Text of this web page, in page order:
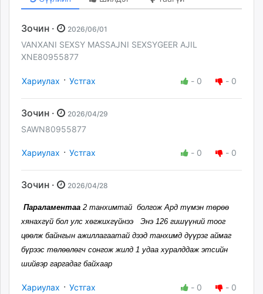
Зочин · 2026/06/01
VANXANI SEXSY MASSAJNI SEXSYGEER AJIL
XNE80955877
Хариулах · Устгах - 0 - 0
Зочин · 2026/04/29
SAWN80955877
Хариулах · Устгах - 0 - 0
Зочин · 2026/04/28
Параламентаа 2 танхимтай болгож Ард түмэн төрөө
хянахгүй бол улс хөгжихгүйнээ Энэ 126 гишүүний тоог
цөөлж байнгын ажиллагаатай дээд танхимд дүүрэг аймаг
бүрээс төлөөлөгч сонгож жилд 1 удаа хуралддаж этсийн
шийвэр гаргадаг байхаар
Хариулах · Устгах - 0 - 0